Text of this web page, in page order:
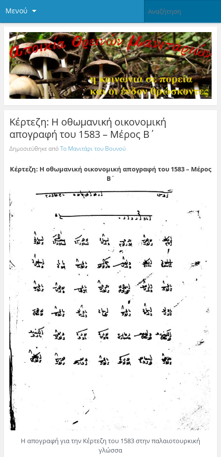
Μενού
Κέρτεζη: Η οθωμανική οικονομική
απογραφή του 1583 – Μέρος Β΄
Δημοσιεύθηκε απόΤο Μανιτάρι του Βουνού
Κέρτεζη: Η οθωμανική οικονομική απογραφή του 1583 – Μέρος
Β΄
Η απογραφή για την Κέρτεζη του 1583 στην παλαιοτουρκική
γλώσσα